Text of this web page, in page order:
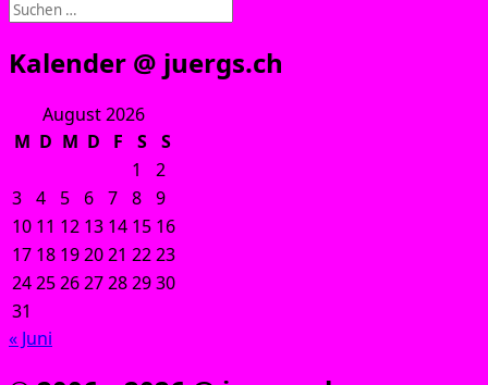
Suchen
Kalender @ juergs.ch
August 2026
M D M D F S
S
1
2
3 4 5 6 7 8 9
10 11 12 13 14 15 16
17 18 192021 2223
24252627282930
31
« Juni